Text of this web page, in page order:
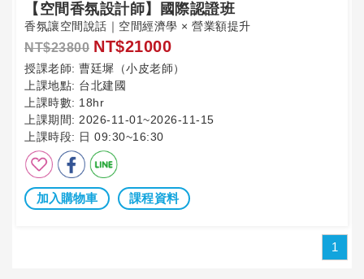
【空間香氛設計師】國際認證班
香氛讓空間說話｜空間經濟學 × 營業額提升
NT$23800 NT$21000
授課老師: 曹廷墀（小皮老師）
上課地點: 台北建國
上課時數: 18hr
上課期間: 2026-11-01~2026-11-15
上課時段: 日 09:30~16:30
加入購物車 課程資料
1